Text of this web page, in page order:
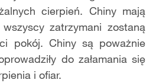
cierpień. Chiny mają
zatrzymani zostaną
pokój. Chiny są poważnie
do załamania się
i ofiar.